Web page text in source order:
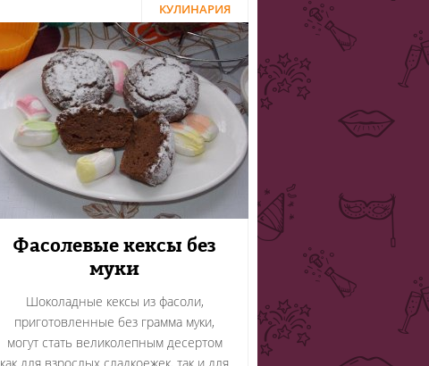
КУЛИНАРИЯ
Фасолевые кексы без
муки
Шоколадные кексы из фасоли,
приготовленные без грамма муки,
могут стать великолепным десертом